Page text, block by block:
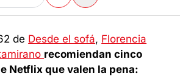
de Desde el sofá, Florencia
recomiendan cinco
Netflix que valen la pena: